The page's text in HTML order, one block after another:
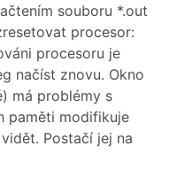
souboru *.out
procesor:
procesoru je
načíst znovu. Okno
má problémy s
paměti modifikuje
Postačí jej na